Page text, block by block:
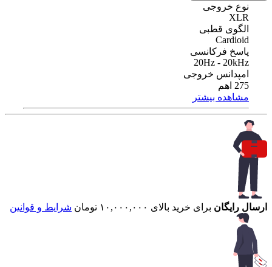
نوع خروجی
XLR
الگوی قطبی
Cardioid
پاسخ فرکانسی
20Hz - 20kHz
امپدانس خروجی
275 اهم
مشاهده بیشتر
ارسال رایگان برای خرید بالای ۱۰,۰۰۰,۰۰۰ تومان شرایط و قوانین